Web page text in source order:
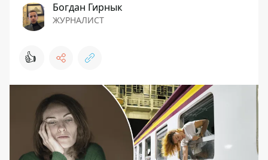
Богдан Гирнык
ЖУРНАЛИСТ
👍